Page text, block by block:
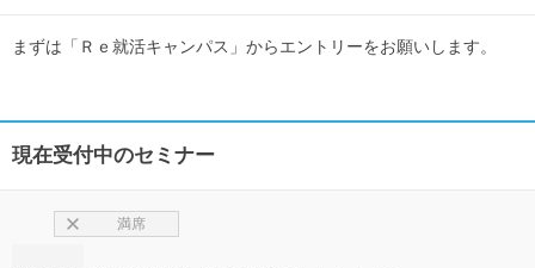
まずは「Ｒｅ就活キャンパス」からエントリーをお願いします。
現在受付中のセミナー
満席